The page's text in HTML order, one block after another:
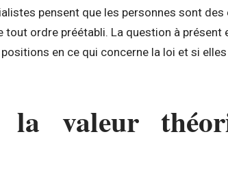
pensent que les personnes sont
tout ordre préétabli. La question à présent
en ce qui concerne la loi et si
valeur